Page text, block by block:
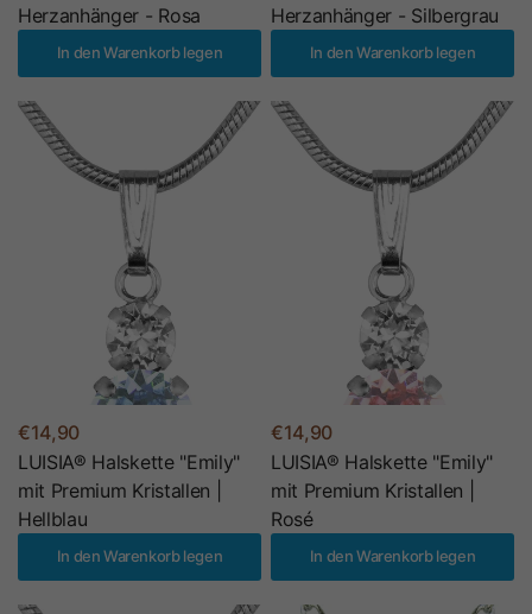
Herzanhänger - Rosa
In den Warenkorb legen
Herzanhänger - Silbergrau
In den Warenkorb legen
€14,90
LUISIA® Halskette "Emily"
mit Premium Kristallen |
Hellblau
In den Warenkorb legen
€14,90
LUISIA® Halskette "Emily"
mit Premium Kristallen |
Rosé
In den Warenkorb legen